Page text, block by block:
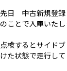
先日 中古新規登録
のことで入庫いたし
点検するとサイド
けた状態で走行して